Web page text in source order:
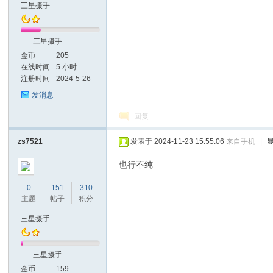
秀
三星摄手
三星摄手
金币
205
在线时间
5 小时
注册时间
2024-5-26
发消息
回复
zs7521
0
主题
151
帖子
310
积分
三星摄手
三星摄手
金币
159
发表于 2024-11-23 15:55:06 来自手机
也行不纯